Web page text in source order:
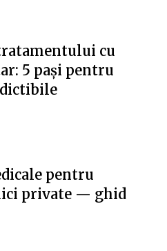
cu
5 pași pentru
pentru
private — ghid